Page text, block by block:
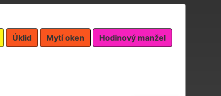
Úklid Mytí oken Hodinový manžel